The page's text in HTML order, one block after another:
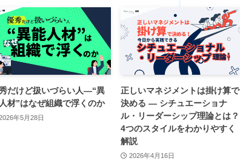
だけど扱いづらい人―“異
材”はなぜ組織で浮くのか
年5月28日
正しいマネジメントは掛け算で
決める ― シチュエーショナ
ル・リーダーシップ理論とは？
4つのスタイルをわかりやすく
解説
2026年4月16日